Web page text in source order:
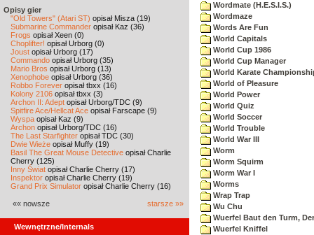
Opisy gier
"Old Towers" (Atari ST) opisał Misza (19)
Submarine Commander opisał Kaz (36)
Frogs opisał Xeen (0)
Choplifter! opisał Urborg (0)
Joust opisał Urborg (17)
Commando opisał Urborg (35)
Mario Bros opisał Urborg (13)
Xenophobe opisał Urborg (36)
Robbo Forever opisał tbxx (16)
Kolony 2106 opisał tbxx (3)
Archon II: Adept opisał Urborg/TDC (9)
Spitfire Ace/Hellcat Ace opisał Farscape (9)
Wyspa opisał Kaz (9)
Archon opisał Urborg/TDC (16)
The Last Starfighter opisał TDC (30)
Dwie Wieże opisał Muffy (19)
Basil The Great Mouse Detective opisał Charlie
Cherry (125)
Inny Świat opisał Charlie Cherry (17)
Inspektor opisał Charlie Cherry (19)
Grand Prix Simulator opisał Charlie Cherry (16)
«« nowsze starsze »»
Wewnętrzne/Internals
Wordmate (H.E.S.I.S.)
Wordmaze
Words Are Fun
World Capitals
World Cup 1986
World Cup Manager
World Karate
World of Pleasure
World Power
World Quiz
World Soccer
World Trouble
World War III
Worm
Worm Squirm
Worm War I
Worms
Wrap Trap
Wu Chu
Wuerfel Baut den Turm, Der
Wuerfel Kniffel